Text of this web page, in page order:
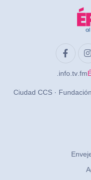
.info .tv .fm
Ciudad CCS ·